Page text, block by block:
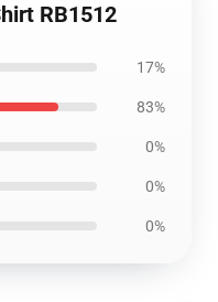
RB1512
17%
83%
0%
0%
0%